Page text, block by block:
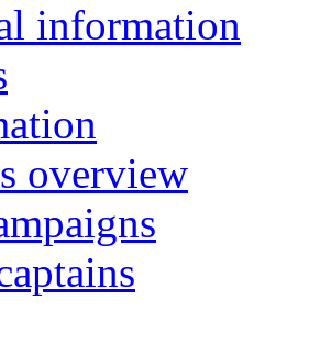
information
overview